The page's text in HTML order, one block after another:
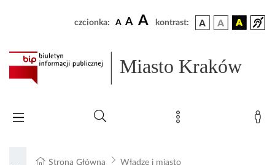
czcionka: A A A kontrast:
Miasto Kraków
Strona Główna
Władze i miasto